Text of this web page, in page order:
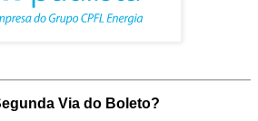
Via do Boleto?